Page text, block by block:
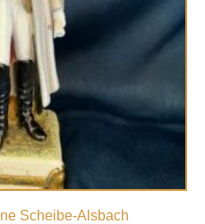
Scheibe-Alsbach